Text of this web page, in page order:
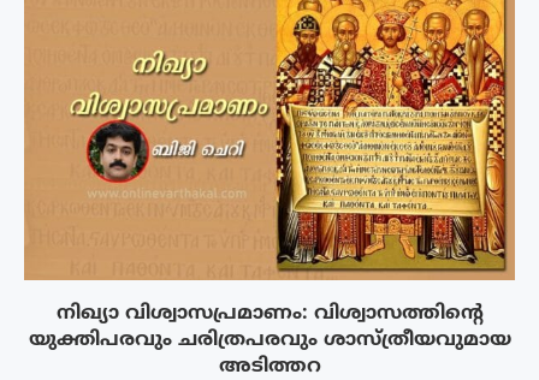
നിഖ്യാ വിശ്വാസപ്രമാണം: വിശ്വാസത്തിന്റെ
യുക്തിപരവും ചരിത്രപരവും ശാസ്ത്രീയവുമായ
അടിത്തറ